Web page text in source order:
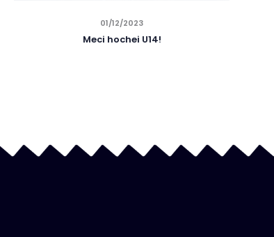
01/12/2023
Meci hochei U14!